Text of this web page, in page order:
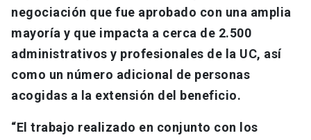
negociación que fue aprobado con una amplia
mayoría y que impacta a cerca de 2.500
administrativos y profesionales de la UC, así
como un número adicional de personas
acogidas a la extensión del beneficio.
“El trabajo realizado en conjunto con los